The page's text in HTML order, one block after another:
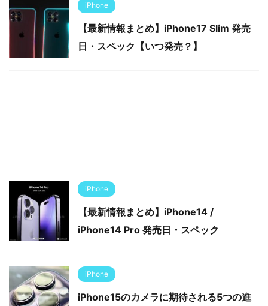
iPhone
【最新情報まとめ】iPhone17 Slim 発売
日・スペック【いつ発売？】
iPhone
【最新情報まとめ】iPhone14 /
iPhone14 Pro 発売日・スペック
iPhone
iPhone15のカメラに期待される5つの進